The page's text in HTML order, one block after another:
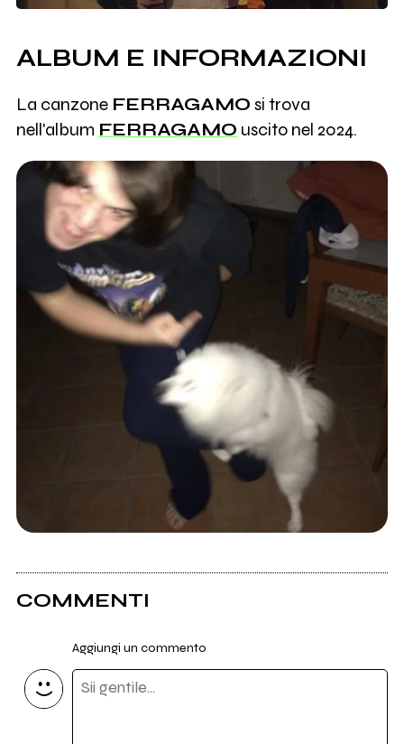
ALBUM E INFORMAZIONI
La canzone FERRAGAMO si trova
nell'album FERRAGAMO uscito nel 2024.
COMMENTI
Aggiungi un commento